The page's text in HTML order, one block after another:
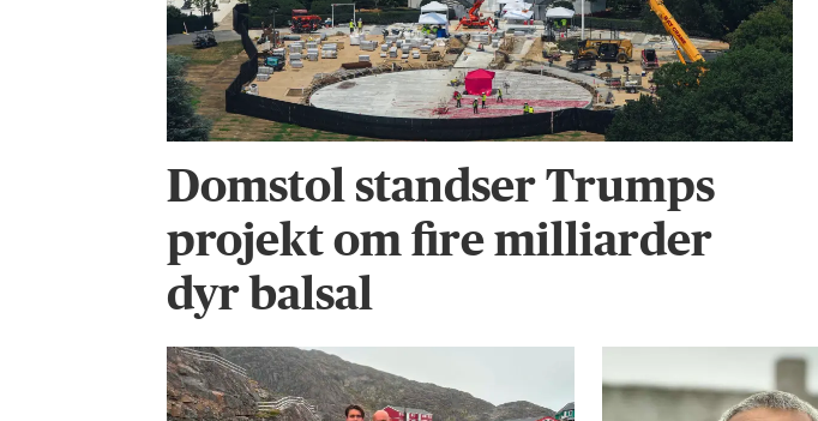
Domstol standser Trumps
projekt om fire milliarder
dyr balsal